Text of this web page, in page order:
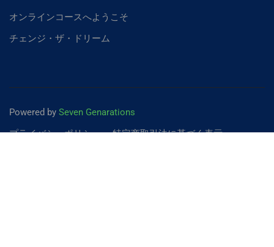
オンラインコースへようこそ
チェンジ・ザ・ドリーム
Powered by Seven Genarations
プライバシーポリシー
特定商取引法に基づく表示